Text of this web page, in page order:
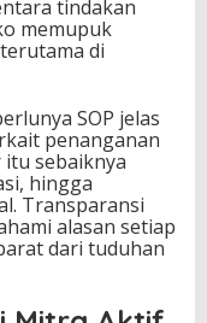
tindakan
memupuk
di
SOP jelas
penanganan
sebaiknya
hingga
Transparansi
alasan setiap
dari tuduhan